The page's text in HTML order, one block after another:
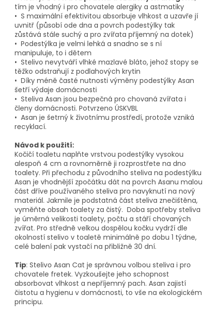
tím je vhodný i pro chovatele alergiky a astmatiky
• S maximální efektivitou absorbuje vlhkost a uzavře jí
uvnitř (působí ode dna a povrch podestýlky tak
zůstává stále suchý a pro zvířata příjemný na dotek)
• Podestýlka je velmi lehká a snadno se s ní
manipuluje, to i dětem
• Stelivo nevytváří vlhké mazlavé bláto, jehož stopy se
těžko odstraňují z podlahových krytin
• Díky méně časté nutnosti výměny podestýlky Asan
šetří výdaje domácnosti
• Steliva Asan jsou bezpečná pro chovaná zvířata i
členy domácnosti. Potvrzeno ÚSKVBL
• Asan je šetrný k životnímu prostředí, protože vzniká
recyklací.
Návod k použití:
Kočičí toaletu naplňte vrstvou podestýlky vysokou
alespoň 4 cm a rovnoměrně ji rozprostřete na dno
toalety. Při přechodu z původního steliva na podestýlku
Asan je vhodnější zpočátku dát na povrch Asanu malou
část dříve používaného steliva pro navyknutí na nový
materiál. Jakmile je podstatná část steliva znečištěna,
vyměňte obsah toalety za čistý. Doba spotřeby steliva
je úměrná velikosti toalety, počtu a stáří chovaných
zvířat. Pro středně velkou dospělou kočku vydrží dle
okolností stelivo v toaletě minimálně po dobu 1 týdne,
celé balení pak vystačí na přibližně 30 dní.
Tip: Stelivo Asan Cat je správnou volbou steliva i pro
chovatele fretek. Vyzkoušejte jeho schopnost
absorbovat vlhkost a nepříjemný pach. Asan zajistí
čistotu a hygienu v domácnosti, to vše na ekologickém
principu.